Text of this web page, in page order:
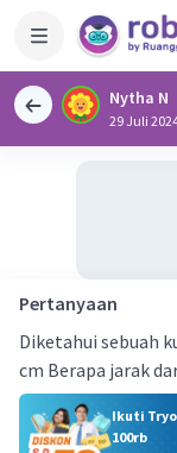
Nytha N
29 Juli
Pertanyaan
Diketahui sebuah
cm Berapa jarak
Ikuti
100rb